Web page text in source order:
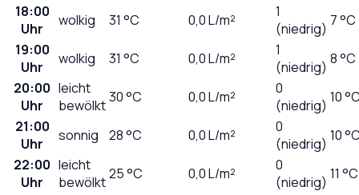
18:00
Uhr
wolkig 31 °C 0,0L/m²
1
(niedrig) 7 °C
19:00
Uhr
wolkig 31 °C 0,0L/m²
1
(niedrig) 8 °C
20:00
Uhr
leicht
bewölkt30°C 0,0L/m²
0
(niedrig) 10
21:00
Uhr
sonnig 28°C 0,0L/m²
0
(niedrig) 10
22:00
Uhr
leicht
bewölkt25°C 0,0L/m²
0
(niedrig) 11 °C